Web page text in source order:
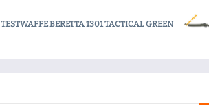
TESTWAFFE BERETTA 1301 TACTICAL GREEN